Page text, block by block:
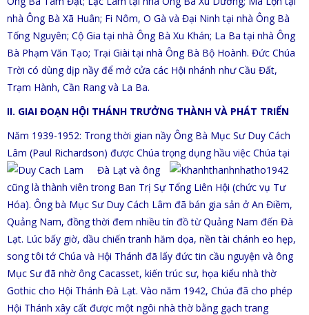
nhà Ông Bà Xã Huân; Fi Nôm, O Gà và Đại Ninh tại nhà Ông Bà
Tống Nguyên; Cộ Gia tại nhà Ông Bà Xu Khán; La Ba tại nhà Ông
Bà Phạm Văn Tạo; Trại Giài tại nhà Ông Bà Bộ Hoành. Đức Chúa
Trời có dùng dịp nầy để mở cửa các Hội nhánh như Cầu Đất,
Trạm Hành, Cần Rang và La Ba.
II. GIAI ĐOẠN HỘI THÁNH TRƯỞNG THÀNH VÀ PHÁT TRIỂN
Năm 1939-1952: Trong thời gian nầy Ông Bà Mục Sư Duy Cách
Lâm (Paul Richardson) được Chúa trọngdụng hầu việc Chúa tại
Đà Lạt và ông
cũng là thành viên trong Ban Trị Sự Tổng Liên Hội (chức vụ Tư
Hóa). Ông bà Mục Sư Duy Cách Lâm đã bán gia sản ở An Điềm,
Quảng Nam, đồng thời đem nhiều tín đồ từ Quảng Nam đến Đà
Lạt. Lúc bấy giờ, dầu chiến tranh hăm dọa, nền tài chánh eo hẹp,
song tôi tớ Chúa và Hội Thánh đã lấy đức tin cầu nguyện và ông
Mục Sư đã nhờ ông Cacasset, kiến trúc sư, họa kiểu nhà thờ
Gothic cho Hội Thánh Đà Lạt. Vào năm 1942, Chúa đã cho phép
Hội Thánh xây cất được một ngôi nhà thờ bằng gạch trang